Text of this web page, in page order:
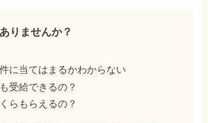
りませんか？
に当てはまるかわからない
受給できるの？
らもらえるの？